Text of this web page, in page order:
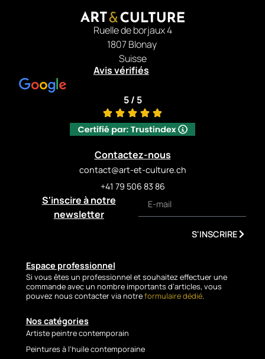
lebendigen Komposition.
Ruelle de borjaux 4
1807 Blonay
Suisse
Avis vérifiés
5 / 5
Contactez-nous
contact@art-et-culture.ch
+41 79 506 83 86
S'inscire à notre
newsletter
S'INSCRIRE
Nos catégories
Artiste peintre contemporain
Peintures à l'huile contemporaine
Espace professionnel
Si vous êtes un professionnel et souhaitez effectuer une
commande avec un nombre importants d’articles, vous
pouvez nous contacter via notreformulaire dédié.